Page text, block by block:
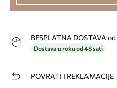
BESPLATNA DOSTAVA od
Dostava u roku od 48 sati
POVRATI I REKLAMACIJE